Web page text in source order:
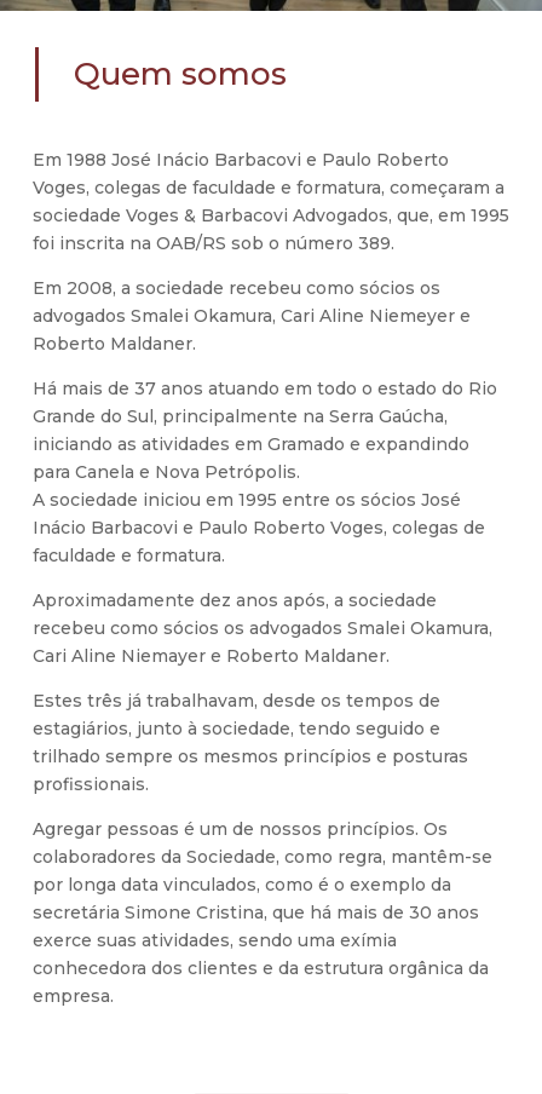
Quem somos
Em 1988 José Inácio Barbacovi e Paulo Roberto
Voges, colegas de faculdade e formatura, começaram a
sociedade Voges & Barbacovi Advogados, que, em 1995
foi inscrita na OAB/RS sob o número 389.
Em 2008, a sociedade recebeu como sócios os
advogados Smalei Okamura, Cari Aline Niemeyer e
Roberto Maldaner.
Há mais de 37 anos atuando em todo o estado do Rio
Grande do Sul, principalmente na Serra Gaúcha,
iniciando as atividades em Gramado e expandindo
para Canela e Nova Petrópolis.
A sociedade iniciou em 1995 entre os sócios José
Inácio Barbacovi e Paulo Roberto Voges, colegas de
faculdade e formatura.
Aproximadamente dez anos após, a sociedade
recebeu como sócios os advogados Smalei Okamura,
Cari Aline Niemayer e Roberto Maldaner.
Estes três já trabalhavam, desde os tempos de
estagiários, junto à sociedade, tendo seguido e
trilhado sempre os mesmos princípios e posturas
profissionais.
Agregar pessoas é um de nossos princípios. Os
colaboradores da Sociedade, como regra, mantêm-se
por longa data vinculados, como é o exemplo da
secretária Simone Cristina, que há mais de 30 anos
exerce suas atividades, sendo uma exímia
conhecedora dos clientes e da estrutura orgânica da
empresa.